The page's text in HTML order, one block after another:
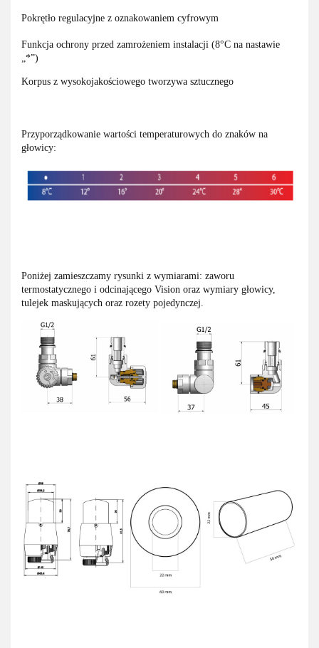
Pokrętło regulacyjne z oznakowaniem cyfrowym
Funkcja ochrony przed zamrożeniem instalacji (8°C na nastawie
„*”)
Korpus z wysokojakościowego tworzywa sztucznego
Przyporządkowanie wartości temperaturowych do znaków na
głowicy:
Poniżej zamieszczamy rysunki z wymiarami: zaworu
termostatycznego i odcinającego Vision oraz wymiary głowicy,
tulejek maskujących oraz rozety pojedynczej.